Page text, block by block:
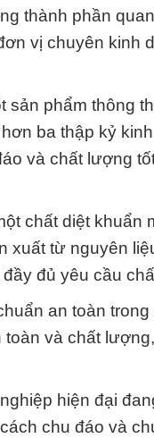
thành phần
vị chuyên kinh
sản phẩm thông
ba thập kỷ
và chất lượng
chất diệt
từ nguyên
đủ yêu cầu
an toàn
và chất
hiện đại
chu đáo và